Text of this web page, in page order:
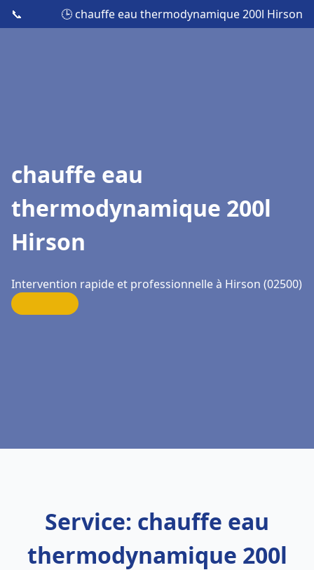
📞 🕒 chauffe eau thermodynamique 200l Hirson
chauffe eau
thermodynamique 200l
Hirson
Intervention rapide et professionnelle à Hirson (02500)
Service: chauffe eau
thermodynamique 200l